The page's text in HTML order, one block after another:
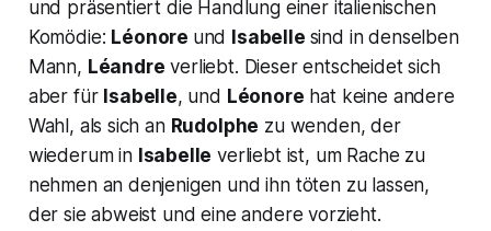
und präsentiert die Handlung einer italienischen
Komödie: Léonore und Isabelle sind in denselben
Mann, Léandre verliebt. Dieser entscheidet sich
aber für Isabelle, und Léonore hat keine andere
Wahl, als sich an Rudolphe zu wenden, der
wiederum in Isabelle verliebt ist, um Rache zu
nehmen an denjenigen und ihn töten zu lassen,
der sie abweist und eine andere vorzieht.